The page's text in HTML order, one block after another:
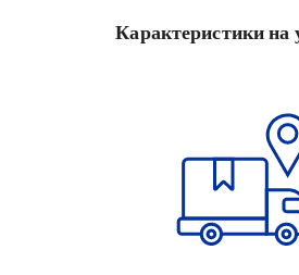
Карактеристики на